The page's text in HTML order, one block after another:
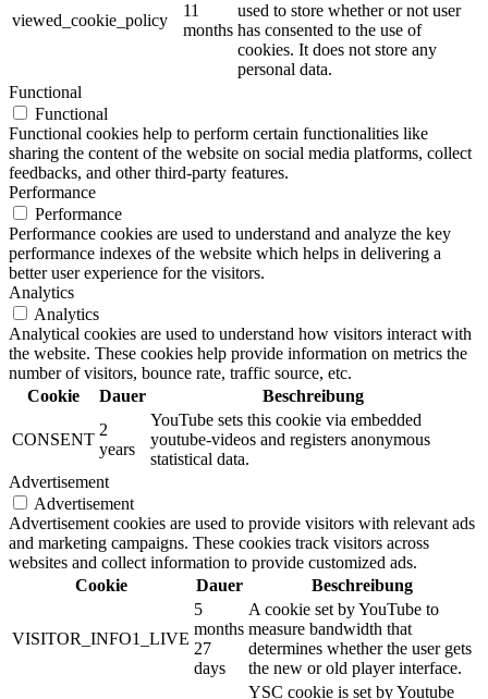
viewed_cookie_policy
11
months
used to store whether or not user
has consented to the use of
cookies. It does not store any
personal data.
Functional
Functional
Functional cookies help to perform certain functionalities like
sharing the content of the website on social media platforms, collect
feedbacks, and other third-party features.
Performance
Performance
Performance cookies are used to understand and analyze the key
performance indexes of the website which helps in delivering a
better user experience for the visitors.
Analytics
Analytics
Analytical cookies are used to understand how visitors interact with
the website. These cookies help provide information on metrics the
number of visitors, bounce rate, traffic source, etc.
Cookie
Dauer Beschreibung
CONSENT
2
years
YouTube sets this cookie via embedded
youtube-videos and registers anonymous
statistical data.
Advertisement
Advertisement
Advertisement cookies are used to provide visitors with relevant ads
and marketing campaigns. These cookies track visitors across
websites and collect information to provide customized ads.
Cookie
Dauer Beschreibung
VISITOR_INFO1_LIVE
5
months
27
days
A cookie set by YouTube to
measure bandwidth that
determines whether the user gets
the new or old player interface.
YSC cookie is set by Youtube